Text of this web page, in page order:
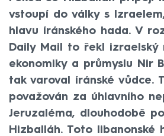
vstoupí do války s
hlavu íránského hada. V
Daily Mail to řekl izraelský
ekonomiky a průmyslu Nir
tak varoval íránské vůdce.
považován za úhlavního
Jeruzaléma, dlouhodobě
Hizballáh. Toto libanonské